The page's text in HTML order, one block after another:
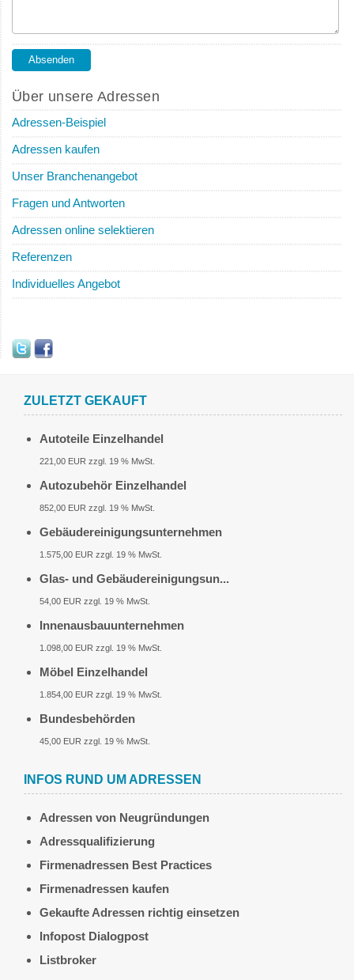
Über unsere Adressen
Adressen-Beispiel
Adressen kaufen
Unser Branchenangebot
Fragen und Antworten
Adressen online selektieren
Referenzen
Individuelles Angebot
ZULETZT GEKAUFT
Autoteile Einzelhandel
221,00 EUR zzgl. 19 % MwSt.
Autozubehör Einzelhandel
852,00 EUR zzgl. 19 % MwSt.
Gebäudereinigungsunternehmen
1.575,00 EUR zzgl. 19 % MwSt.
Glas- und Gebäudereinigungsun...
54,00 EUR zzgl. 19 % MwSt.
Innenausbauunternehmen
1.098,00 EUR zzgl. 19 % MwSt.
Möbel Einzelhandel
1.854,00 EUR zzgl. 19 % MwSt.
Bundesbehörden
45,00 EUR zzgl. 19 % MwSt.
INFOS RUND UM ADRESSEN
Adressen von Neugründungen
Adressqualifizierung
Firmenadressen Best Practices
Firmenadressen kaufen
Gekaufte Adressen richtig einsetzen
Infopost Dialogpost
Listbroker